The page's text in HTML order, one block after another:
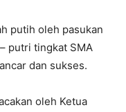
putih oleh pasukan
putri tingkat SMA
dan sukses.
oleh Ketua